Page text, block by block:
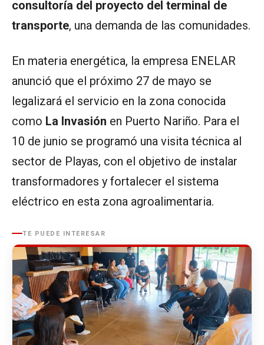
consultoría del proyecto del terminal de
transporte, una demanda de las comunidades.
En materia energética, la empresa ENELAR
anunció que el próximo 27 de mayo se
legalizará el servicio en la zona conocida
como La Invasión en Puerto Nariño. Para el
10 de junio se programó una visita técnica al
sector de Playas, con el objetivo de instalar
transformadores y fortalecer el sistema
eléctrico en esta zona agroalimentaria.
TE PUEDE INTERESAR